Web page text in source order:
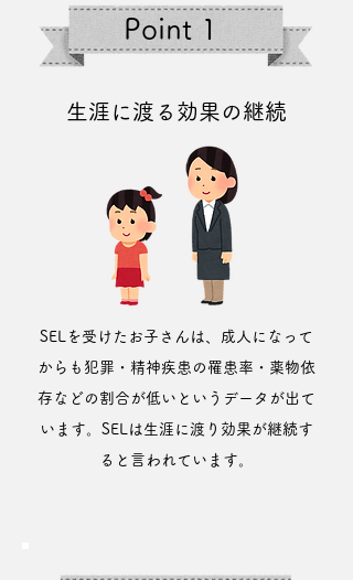
Point 1
生涯に渡る効果の継続
SELを受けたお子さんは、成人になって
からも犯罪・精神疾患の罹患率・薬物依
存などの割合が低いというデータが出て
います。 SELは生涯に渡り効果が継続す
ると言われています。